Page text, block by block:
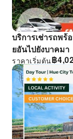
บริการเช่ารถพร้
ยอันไปยังบาคมา
฿
ราคาเริ่มต้น